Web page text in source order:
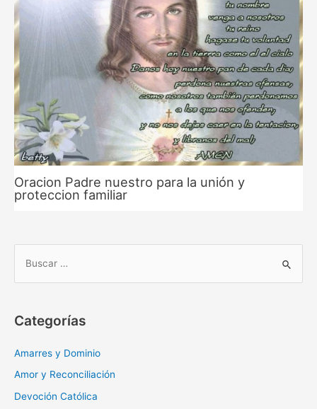
Oracion Padre nuestro para la unión y
proteccion familiar
a
r
Categorías
Amarres y Dominio
Amor y Reconciliación
Devoción Católica